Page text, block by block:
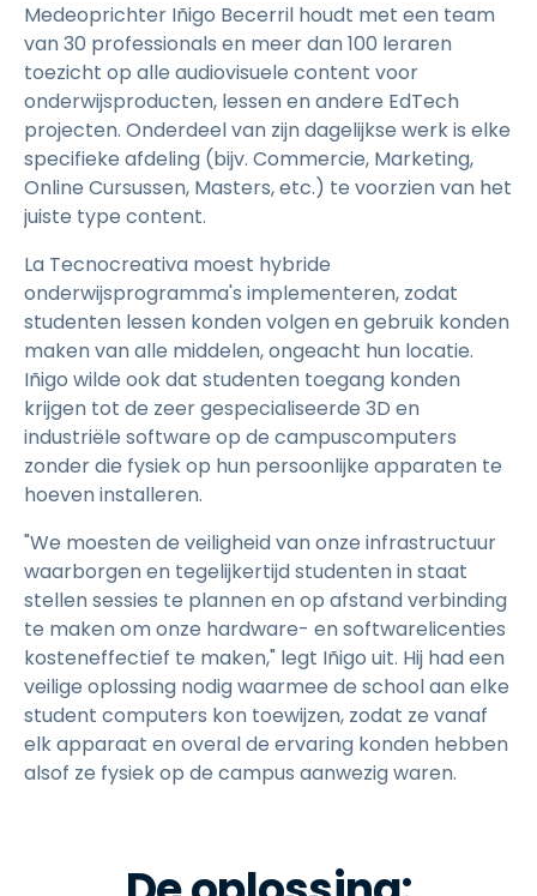
Medeoprichter Iñigo Becerril houdt met een team
van 30 professionals en meer dan 100 leraren
toezicht op alle audiovisuele content voor
onderwijsproducten, lessen en andere EdTech
projecten. Onderdeel van zijn dagelijkse werk is elke
specifieke afdeling (bijv. Commercie, Marketing,
Online Cursussen, Masters, etc.) te voorzien van het
juiste type content.
La Tecnocreativa moest hybride
onderwijsprogramma's implementeren, zodat
studenten lessen konden volgen en gebruik konden
maken van alle middelen, ongeacht hun locatie.
Iñigo wilde ook dat studenten toegang konden
krijgen tot de zeer gespecialiseerde 3D en
industriële software op de campuscomputers
zonder die fysiek op hun persoonlijke apparaten te
hoeven installeren.
"We moesten de veiligheid van onze infrastructuur
waarborgen en tegelijkertijd studenten in staat
stellen sessies te plannen en op afstand verbinding
te maken om onze hardware- en softwarelicenties
kosteneffectief te maken," legt Iñigo uit. Hij had een
veilige oplossing nodig waarmee de school aan elke
student computers kon toewijzen, zodat ze vanaf
elk apparaat en overal de ervaring konden hebben
alsof ze fysiek op de campus aanwezig waren.